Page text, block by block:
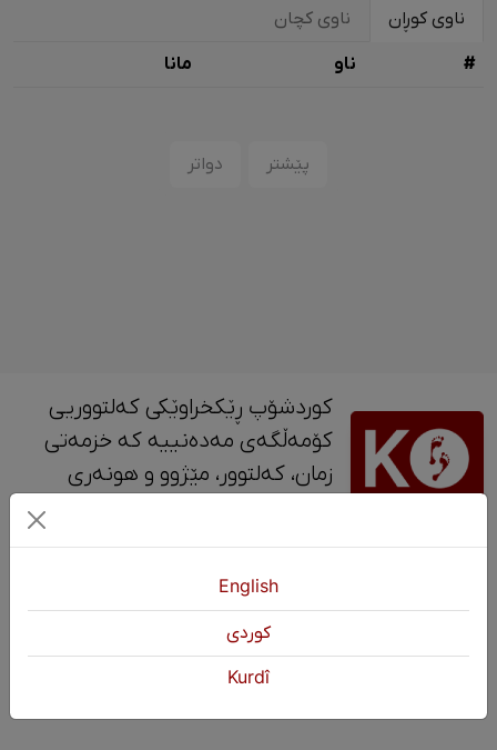
ناوی کوڕان ناوی کچان
# ناو مانا
پێشتر دواتر
کوردشۆپ ڕێکخراوێکی کەلتووریی
کۆمەڵگەی مەدەنییە کە خزمەتی
زمان، کەلتوور، مێژوو و ‎هونەری
+964 751 430 3262
+964 751 460 9262
info@kurdshop.net
English
كوردی
Kurdî